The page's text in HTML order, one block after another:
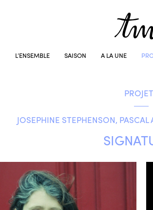
L’ENSEMBLE SAISON A LA UNE
JOSEPHINE STEPHENSON,